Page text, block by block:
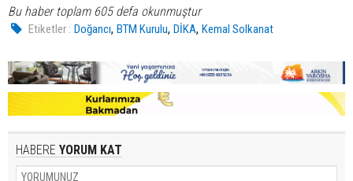
Bu haber toplam 605 defa okunmuştur
Etiketler : Doğancı,BTM Kurulu,DİKA,Kemal Solkanat
HABERE YORUM KAT